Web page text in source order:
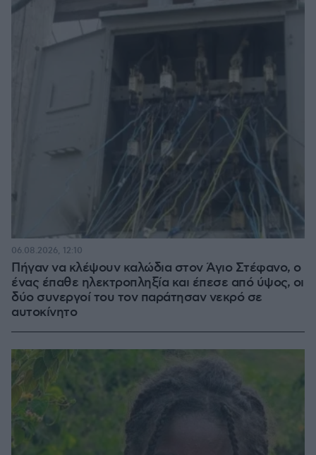
Πήγαν να κλέψουν καλώδια στον Άγιο Στέφανο, ο
ένας έπαθε ηλεκτροπληξία και έπεσε από ύψος, οι
δύο συνεργοί του τον παράτησαν νεκρό σε
αυτοκίνητο
06.08.2026, 12:10